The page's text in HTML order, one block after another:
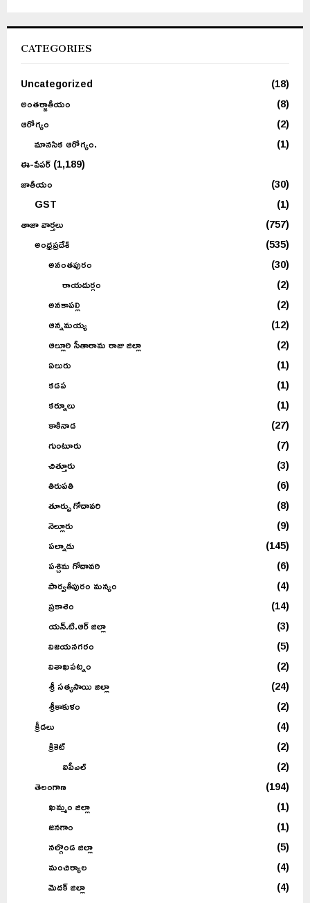
CATEGORIES
Uncategorized
(18)
అంతర్జాతీయం
(8)
ఆరోగ్యం
(2)
మానసిక ఆరోగ్యం.
(1)
ఈ-పేపర్(1,189)
జాతీయం
(30)
GST
(1)
తాజా వార్తలు
(757)
అంధ్రప్రదేశ్
(535)
అనంతపురం
(30)
రాయదుర్గం
(2)
అనకాపల్లి
(2)
ఆన్నమయ్య
(12)
ఆల్లూరి సీతారామ రాజు జిల్లా
(2)
ఏలురు
(1)
కడప
(1)
కర్నూలు
(1)
కాకినాడ
(27)
గుంటూరు
(7)
చిత్తూరు
(3)
తిరుపతి
(6)
తూర్పు గోదావరి
(8)
నెల్లూరు
(9)
పల్నాడు
(145)
పశ్చిమ గోదావరి
(6)
పార్వతీపురం మన్యం
(4)
ప్రకాశం
(14)
యన్.టి.ఆర్ జిల్లా
(3)
విజయనగరం
(5)
విశాఖపట్నం
(2)
శ్రీ సత్యసాయి జిల్లా
(24)
శ్రీకాకుళం
(2)
క్రీడలు
(4)
క్రికెట్
(2)
ఐపీఎల్
(2)
తెలంగాణ
(194)
ఖమ్మం జిల్లా
(1)
జనగాం
(1)
నల్గొండ జిల్లా
(5)
మంచిర్యాల
(4)
మెదక్ జిల్లా
(4)